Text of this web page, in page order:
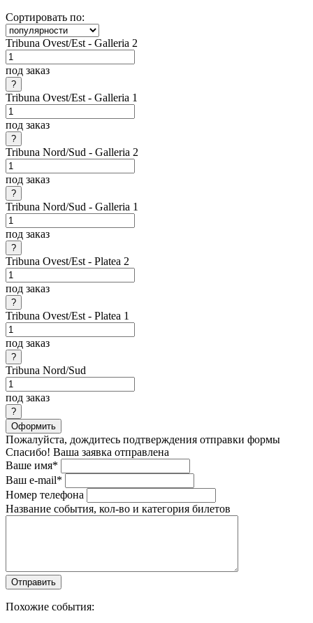
Сортировать по:
Tribuna Ovest/Est - Galleria 2
под заказ
Tribuna Ovest/Est - Galleria 1
под заказ
Tribuna Nord/Sud - Galleria 2
под заказ
Tribuna Nord/Sud - Galleria 1
под заказ
Tribuna Ovest/Est - Platea 2
под заказ
Tribuna Ovest/Est - Platea 1
под заказ
Tribuna Nord/Sud
под заказ
Оформить
Пожалуйста, дождитесь подтверждения отправки формы
Спасибо! Ваша заявка отправлена
Ваше имя*
Ваш e-mail*
Номер телефона
Название события, кол-во и категория билетов
Похожие события: